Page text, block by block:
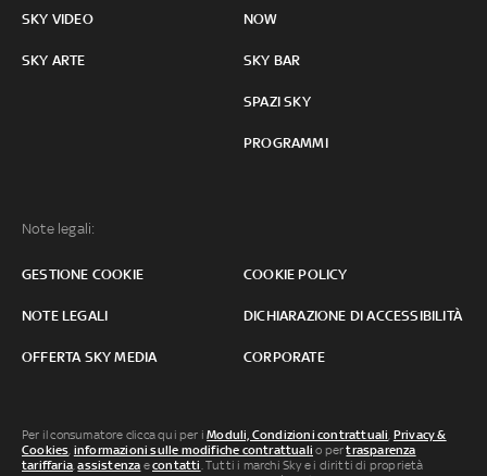
SKY VIDEO
SKY ARTE
NOW
SKY BAR
SPAZI SKY
PROGRAMMI
Note legali:
GESTIONE COOKIE COOKIE POLICY
NOTE LEGALI DICHIARAZIONE DI ACCESSIBILITÀ
OFFERTA SKY MEDIA CORPORATE
Per il consumatore clicca qui per iModuli, Condizioni contrattuali, Privacy &
Cookies, informazioni sulle modifiche contrattuali o pertrasparenza
tariffaria,assistenza econtatti. Tutti i marchi Sky e i diritti di proprietà